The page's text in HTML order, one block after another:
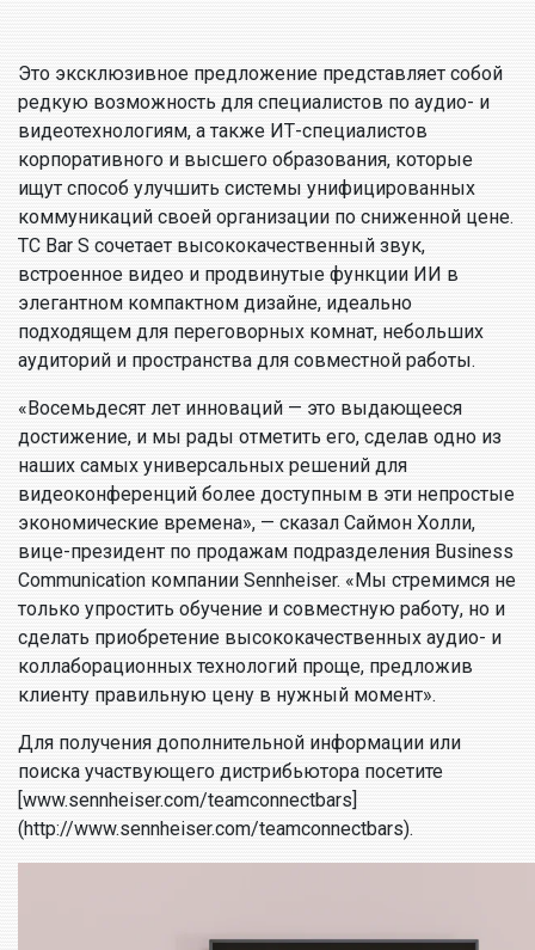
Это эксклюзивное предложение представляет собой
редкую возможность для специалистов по аудио- и
видеотехнологиям, а также ИТ-специалистов
корпоративного и высшего образования, которые
ищут способ улучшить системы унифицированных
коммуникаций своей организации по сниженной цене.
TC Bar S сочетает высококачественный звук,
встроенное видео и продвинутые функции ИИ в
элегантном компактном дизайне, идеально
подходящем для переговорных комнат, небольших
аудиторий и пространства для совместной работы.
«Восемьдесят лет инноваций — это выдающееся
достижение, и мы рады отметить его, сделав одно из
наших самых универсальных решений для
видеоконференций более доступным в эти непростые
экономические времена», — сказал Саймон Холли,
вице-президент по продажам подразделения Business
Communication компании Sennheiser. «Мы стремимся не
только упростить обучение и совместную работу, но и
сделать приобретение высококачественных аудио- и
коллаборационных технологий проще, предложив
клиенту правильную цену в нужный момент».
Для получения дополнительной информации или
поиска участвующего дистрибьютора посетите
[www.sennheiser.com/teamconnectbars]
(http://www.sennheiser.com/teamconnectbars).